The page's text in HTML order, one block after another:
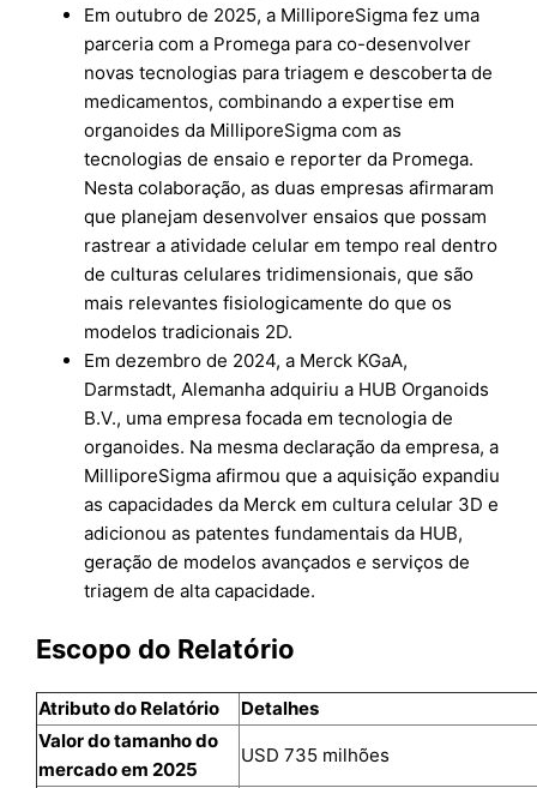
Em outubro de 2025, a MilliporeSigma fez uma
parceria com a Promega para co-desenvolver
novas tecnologias para triagem e descoberta de
medicamentos, combinando a expertise em
organoides da MilliporeSigma com as
tecnologias de ensaio e reporter da Promega.
Nesta colaboração, as duas empresas afirmaram
que planejam desenvolver ensaios que possam
rastrear a atividade celular em tempo real dentro
de culturas celulares tridimensionais, que são
mais relevantes fisiologicamente do que os
modelos tradicionais 2D.
Em dezembro de 2024, a Merck KGaA,
Darmstadt, Alemanha adquiriu a HUB Organoids
B.V., uma empresa focada em tecnologia de
organoides. Na mesma declaração da empresa, a
MilliporeSigma afirmou que a aquisição expandiu
as capacidades da Merck em cultura celular 3D e
adicionou as patentes fundamentais da HUB,
geração de modelos avançados e serviços de
triagem de alta capacidade.
Escopo do Relatório
Atributo do Relatório
Detalhes
Valor do tamanho do
mercado em 2025
USD 735 milhões